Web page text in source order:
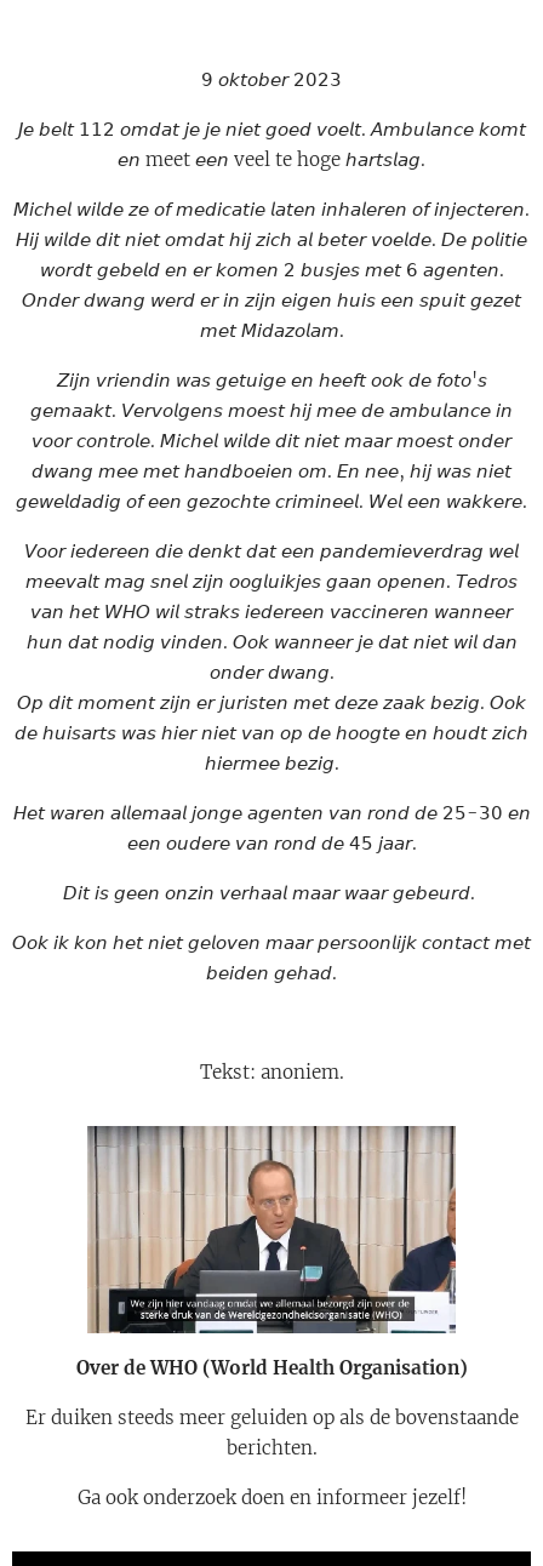
𝟫 𝘰𝘬𝘵𝘰𝘣𝘦𝘳 𝟤𝟢𝟤𝟥
𝘑𝘦 𝘣𝘦𝘭𝘵 𝟣𝟣𝟤 𝘰𝘮𝘥𝘢𝘵 𝘫𝘦 𝘫𝘦 𝘯𝘪𝘦𝘵 𝘨𝘰𝘦𝘥 𝘷𝘰𝘦𝘭𝘵. 𝘈𝘮𝘣𝘶𝘭𝘢𝘯𝘤𝘦 𝘬𝘰𝘮𝘵
𝘦𝘯 meet 𝘦𝘦𝘯 veel te hoge 𝘩𝘢𝘳𝘵𝘴𝘭𝘢𝘨.
𝘔𝘪𝘤𝘩𝘦𝘭 𝘸𝘪𝘭𝘥𝘦 𝘻𝘦 𝘰𝘧 𝘮𝘦𝘥𝘪𝘤𝘢𝘵𝘪𝘦 𝘭𝘢𝘵𝘦𝘯 𝘪𝘯𝘩𝘢𝘭𝘦𝘳𝘦𝘯 𝘰𝘧 𝘪𝘯𝘫𝘦𝘤𝘵𝘦𝘳𝘦𝘯.
𝘏𝘪𝘫 𝘸𝘪𝘭𝘥𝘦 𝘥𝘪𝘵 𝘯𝘪𝘦𝘵 𝘰𝘮𝘥𝘢𝘵 𝘩𝘪𝘫 𝘻𝘪𝘤𝘩 𝘢𝘭 𝘣𝘦𝘵𝘦𝘳 𝘷𝘰𝘦𝘭𝘥𝘦. 𝘋𝘦 𝘱𝘰𝘭𝘪𝘵𝘪𝘦
𝘸𝘰𝘳𝘥𝘵 𝘨𝘦𝘣𝘦𝘭𝘥 𝘦𝘯 𝘦𝘳 𝘬𝘰𝘮𝘦𝘯 𝟤 𝘣𝘶𝘴𝘫𝘦𝘴 𝘮𝘦𝘵 𝟨 𝘢𝘨𝘦𝘯𝘵𝘦𝘯.
𝘖𝘯𝘥𝘦𝘳 𝘥𝘸𝘢𝘯𝘨 𝘸𝘦𝘳𝘥 𝘦𝘳 𝘪𝘯 𝘻𝘪𝘫𝘯 𝘦𝘪𝘨𝘦𝘯 𝘩𝘶𝘪𝘴 𝘦𝘦𝘯 𝘴𝘱𝘶𝘪𝘵 𝘨𝘦𝘻𝘦𝘵
𝘮𝘦𝘵 𝘔𝘪𝘥𝘢𝘻𝘰𝘭𝘢𝘮.
𝘡𝘪𝘫𝘯 𝘷𝘳𝘪𝘦𝘯𝘥𝘪𝘯 𝘸𝘢𝘴 𝘨𝘦𝘵𝘶𝘪𝘨𝘦 𝘦𝘯 𝘩𝘦𝘦𝘧𝘵 𝘰𝘰𝘬 𝘥𝘦 𝘧𝘰𝘵𝘰'𝘴
𝘨𝘦𝘮𝘢𝘢𝘬𝘵. 𝘝𝘦𝘳𝘷𝘰𝘭𝘨𝘦𝘯𝘴 𝘮𝘰𝘦𝘴𝘵 𝘩𝘪𝘫 𝘮𝘦𝘦 𝘥𝘦 𝘢𝘮𝘣𝘶𝘭𝘢𝘯𝘤𝘦 𝘪𝘯
𝘷𝘰𝘰𝘳 𝘤𝘰𝘯𝘵𝘳𝘰𝘭𝘦. 𝘔𝘪𝘤𝘩𝘦𝘭 𝘸𝘪𝘭𝘥𝘦 𝘥𝘪𝘵 𝘯𝘪𝘦𝘵 𝘮𝘢𝘢𝘳 𝘮𝘰𝘦𝘴𝘵 𝘰𝘯𝘥𝘦𝘳
𝘥𝘸𝘢𝘯𝘨 𝘮𝘦𝘦 𝘮𝘦𝘵 𝘩𝘢𝘯𝘥𝘣𝘰𝘦𝘪𝘦𝘯 𝘰𝘮. 𝘌𝘯 𝘯𝘦𝘦, 𝘩𝘪𝘫 𝘸𝘢𝘴 𝘯𝘪𝘦𝘵
𝘨𝘦𝘸𝘦𝘭𝘥𝘢𝘥𝘪𝘨 𝘰𝘧 𝘦𝘦𝘯 𝘨𝘦𝘻𝘰𝘤𝘩𝘵𝘦 𝘤𝘳𝘪𝘮𝘪𝘯𝘦𝘦𝘭. 𝘞𝘦𝘭 𝘦𝘦𝘯 𝘸𝘢𝘬𝘬𝘦𝘳𝘦.
𝘝𝘰𝘰𝘳 𝘪𝘦𝘥𝘦𝘳𝘦𝘦𝘯 𝘥𝘪𝘦 𝘥𝘦𝘯𝘬𝘵 𝘥𝘢𝘵 𝘦𝘦𝘯 𝘱𝘢𝘯𝘥𝘦𝘮𝘪𝘦𝘷𝘦𝘳𝘥𝘳𝘢𝘨 𝘸𝘦𝘭
𝘮𝘦𝘦𝘷𝘢𝘭𝘵 𝘮𝘢𝘨 𝘴𝘯𝘦𝘭 𝘻𝘪𝘫𝘯 𝘰𝘰𝘨𝘭𝘶𝘪𝘬𝘫𝘦𝘴 𝘨𝘢𝘢𝘯 𝘰𝘱𝘦𝘯𝘦𝘯. 𝘛𝘦𝘥𝘳𝘰𝘴
𝘷𝘢𝘯 𝘩𝘦𝘵 𝘞𝘏𝘖 𝘸𝘪𝘭 𝘴𝘵𝘳𝘢𝘬𝘴 𝘪𝘦𝘥𝘦𝘳𝘦𝘦𝘯 𝘷𝘢𝘤𝘤𝘪𝘯𝘦𝘳𝘦𝘯 𝘸𝘢𝘯𝘯𝘦𝘦𝘳
𝘩𝘶𝘯 𝘥𝘢𝘵 𝘯𝘰𝘥𝘪𝘨 𝘷𝘪𝘯𝘥𝘦𝘯. 𝘖𝘰𝘬 𝘸𝘢𝘯𝘯𝘦𝘦𝘳 𝘫𝘦 𝘥𝘢𝘵 𝘯𝘪𝘦𝘵 𝘸𝘪𝘭 𝘥𝘢𝘯
𝘰𝘯𝘥𝘦𝘳 𝘥𝘸𝘢𝘯𝘨.
𝘖𝘱 𝘥𝘪𝘵 𝘮𝘰𝘮𝘦𝘯𝘵 𝘻𝘪𝘫𝘯 𝘦𝘳 𝘫𝘶𝘳𝘪𝘴𝘵𝘦𝘯 𝘮𝘦𝘵 𝘥𝘦𝘻𝘦 𝘻𝘢𝘢𝘬 𝘣𝘦𝘻𝘪𝘨. 𝘖𝘰𝘬
𝘥𝘦 𝘩𝘶𝘪𝘴𝘢𝘳𝘵𝘴 𝘸𝘢𝘴 𝘩𝘪𝘦𝘳 𝘯𝘪𝘦𝘵 𝘷𝘢𝘯 𝘰𝘱 𝘥𝘦 𝘩𝘰𝘰𝘨𝘵𝘦 𝘦𝘯 𝘩𝘰𝘶𝘥𝘵 𝘻𝘪𝘤𝘩
𝘩𝘪𝘦𝘳𝘮𝘦𝘦 𝘣𝘦𝘻𝘪𝘨.
𝘏𝘦𝘵 𝘸𝘢𝘳𝘦𝘯 𝘢𝘭𝘭𝘦𝘮𝘢𝘢𝘭 𝘫𝘰𝘯𝘨𝘦 𝘢𝘨𝘦𝘯𝘵𝘦𝘯 𝘷𝘢𝘯 𝘳𝘰𝘯𝘥 𝘥𝘦 𝟤𝟧-𝟥𝟢 𝘦𝘯
𝘦𝘦𝘯 𝘰𝘶𝘥𝘦𝘳𝘦 𝘷𝘢𝘯 𝘳𝘰𝘯𝘥 𝘥𝘦 𝟦𝟧 𝘫𝘢𝘢𝘳.
𝘋𝘪𝘵 𝘪𝘴 𝘨𝘦𝘦𝘯 𝘰𝘯𝘻𝘪𝘯 𝘷𝘦𝘳𝘩𝘢𝘢𝘭 𝘮𝘢𝘢𝘳 𝘸𝘢𝘢𝘳 𝘨𝘦𝘣𝘦𝘶𝘳𝘥.
𝘖𝘰𝘬 𝘪𝘬 𝘬𝘰𝘯 𝘩𝘦𝘵 𝘯𝘪𝘦𝘵 𝘨𝘦𝘭𝘰𝘷𝘦𝘯 𝘮𝘢𝘢𝘳 𝘱𝘦𝘳𝘴𝘰𝘰𝘯𝘭𝘪𝘫𝘬 𝘤𝘰𝘯𝘵𝘢𝘤𝘵 𝘮𝘦𝘵
𝘣𝘦𝘪𝘥𝘦𝘯 𝘨𝘦𝘩𝘢𝘥.
Tekst: anoniem.
Over de WHO (World Health Organisation)
Er duiken steeds meer geluiden op als de bovenstaande
berichten.
Ga ook onderzoek doen en informeer jezelf!